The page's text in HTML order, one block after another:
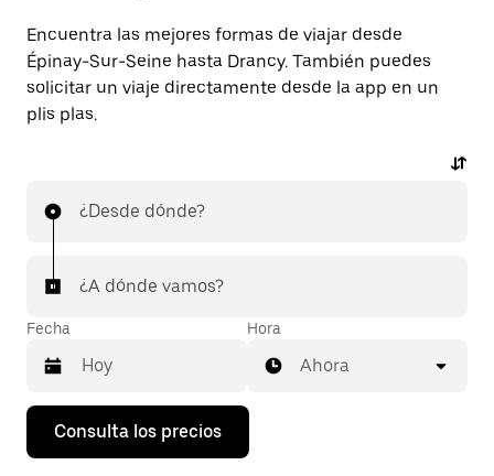
Encuentra las mejores formas de viajar desde
Épinay-Sur-Seine hasta Drancy. También puedes
solicitar un viaje directamente desde la app en un
plis plas.
¿Desde dónde?
¿A dónde vamos?
Fecha
Pulsa
flecha
Hora
Ahora
Consulta los precios